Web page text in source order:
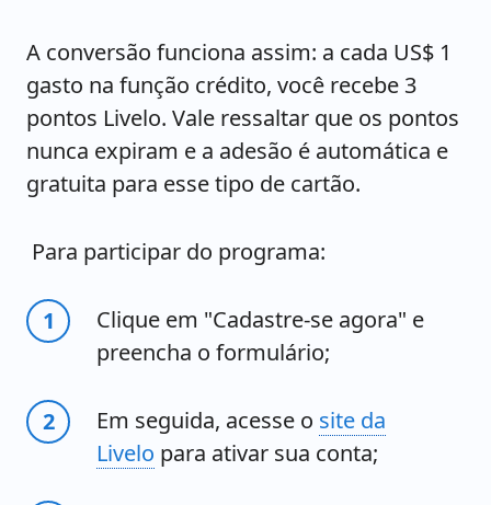
A conversão funciona assim: a cada US$ 1
gasto na função crédito, você recebe 3
pontos Livelo. Vale ressaltar que os pontos
nunca expiram e a adesão é automática e
gratuita para esse tipo de cartão.
Para participar do programa:
Clique em "Cadastre-se agora" e
preencha o formulário;
Em seguida, acesse o site da
Livelo para ativar sua conta;